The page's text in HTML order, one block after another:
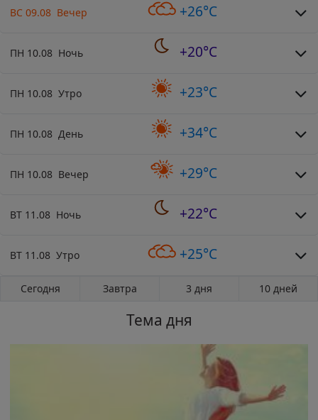
ВС 09.08 Вечер +26°C
ПН 10.08 Ночь +20°C
ПН 10.08 Утро +23°C
ПН 10.08 День +34°C
ПН 10.08 Вечер +29°C
ВТ 11.08 Ночь +22°C
ВТ 11.08 Утро +25°C
Сегодня Завтра 3 дня 10 дней
Тема дня